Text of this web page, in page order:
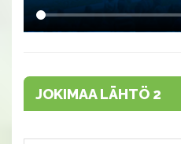
JOKIMAA LÄHTÖ 2